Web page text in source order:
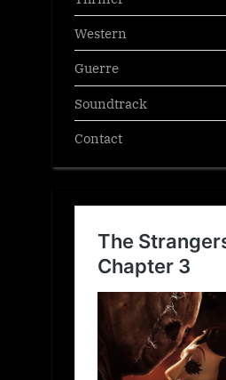
Western
Guerre
Soundtrack
Contact